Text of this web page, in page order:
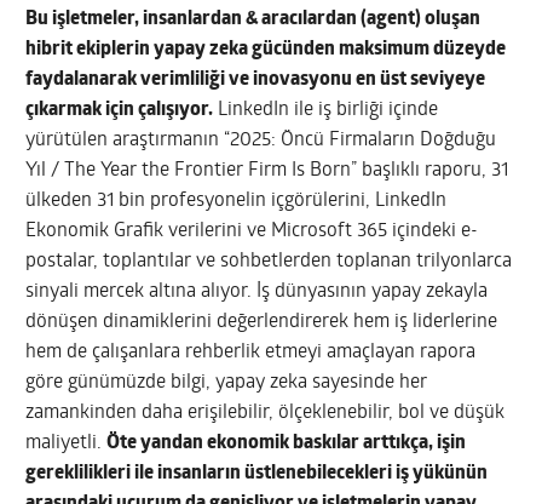
Bu işletmeler, insanlardan & aracılardan (agent) oluşan
hibrit ekiplerin yapay zeka gücünden maksimum düzeyde
faydalanarak verimliliği ve inovasyonu en üst seviyeye
çıkarmak için çalışıyor. LinkedIn ile iş birliği içinde
yürütülen araştırmanın “2025: Öncü Firmaların Doğduğu
Yıl / The Year the Frontier Firm Is Born” başlıklı raporu, 31
ülkeden 31 bin profesyonelin içgörülerini, LinkedIn
Ekonomik Grafik verilerini ve Microsoft 365 içindeki e-
postalar, toplantılar ve sohbetlerden toplanan trilyonlarca
sinyali mercek altına alıyor. İş dünyasının yapay zekayla
dönüşen dinamiklerini değerlendirerek hem iş liderlerine
hem de çalışanlara rehberlik etmeyi amaçlayan rapora
göre günümüzde bilgi, yapay zeka sayesinde her
zamankinden daha erişilebilir, ölçeklenebilir, bol ve düşük
maliyetli.Öte yandan ekonomik baskılar arttıkça, işin
gereklilikleri ile insanların üstlenebilecekleri iş yükünün